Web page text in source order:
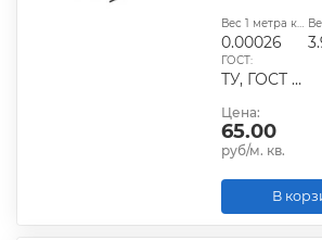
Вес 1 метра квадратного, т:
0.00026
ГОСТ:
ТУ, ГОСТ 23279-2012
Цена:
65.00
руб/м. кв.
В